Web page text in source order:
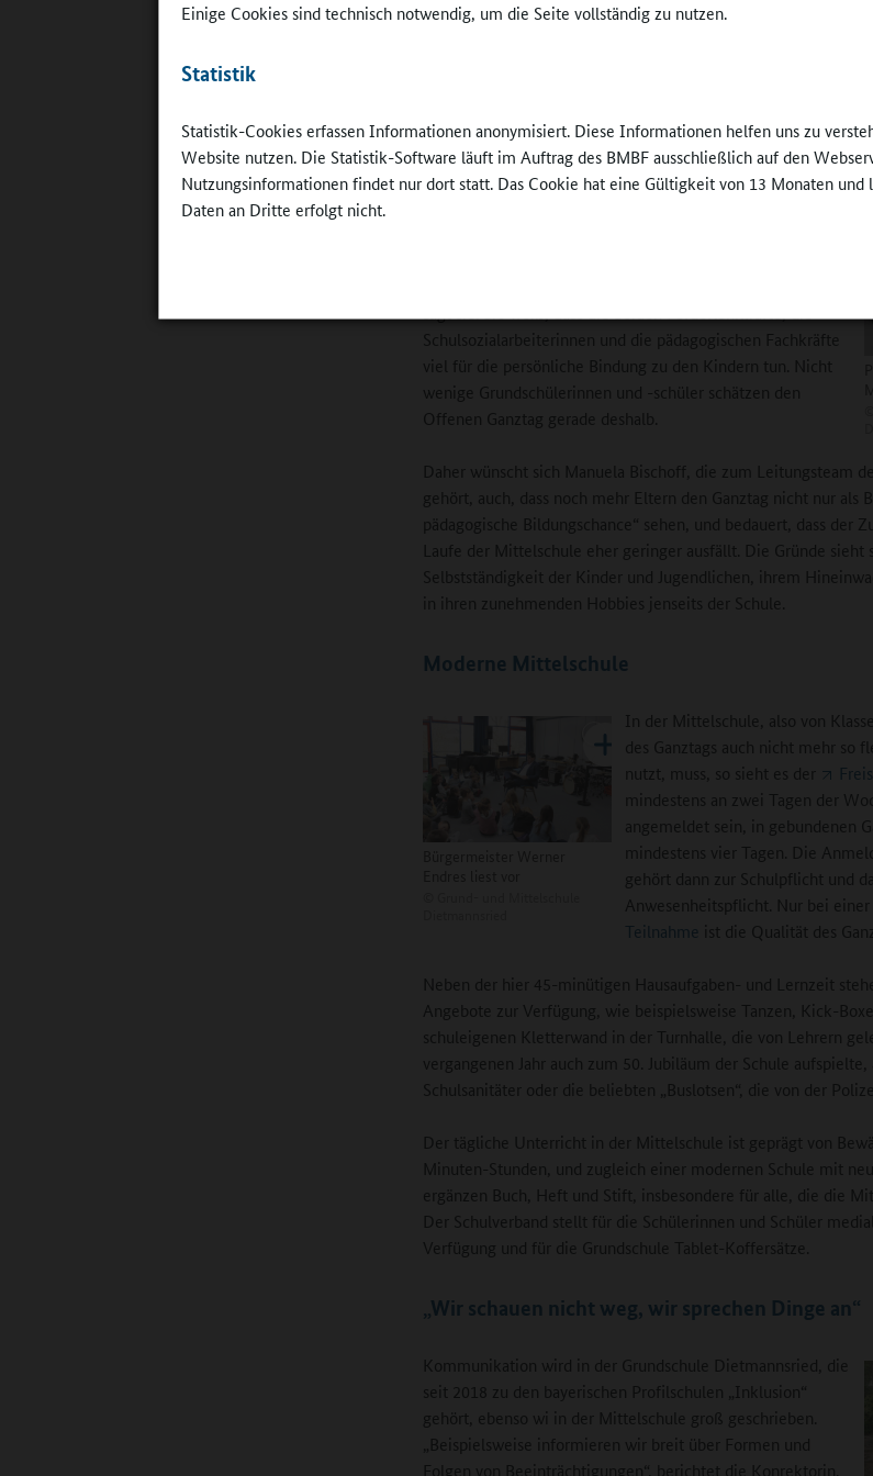
Einige Cookies sind technisch notwendig, um die Seite vollständig zu nutzen.
Statistik
Statistik-Cookies erfassen Informationen anonymisiert. Diese Informationen helfen uns zu
Website nutzen. Die Statistik-Software läuft im Auftrag des BMBF ausschließlich auf den
Nutzungsinformationen findet nur dort statt. Das Cookie hat eine Gültigkeit von 13 Monaten
Daten an Dritte erfolgt nicht.
Ganztag als „pädagogische Bildungschance“
aus Naturmaterialien – oder die „Ausflüge“ vom kletteraffinen
Es gibt aber ebenso die Möglichkeit des freien Spiels oder
der Schulsozialarbeiterin gemeinsam mit der
Schulsozialarbeiterinnen und die pädagogischen Fachkräfte
viel für die persönliche Bindung zu den Kindern tun. Nicht
wenige Grundschülerinnen und -schüler schätzen den
Offenen Ganztag gerade deshalb.
Daher wünscht sich Manuela Bischoff, die zum Leitungsteam
gehört, auch, dass noch mehr Eltern den Ganztag nicht nur als
pädagogische Bildungschance“ sehen, und bedauert, dass der
Laufe der Mittelschule eher geringer ausfällt. Die Gründe
Selbstständigkeit der Kinder und Jugendlichen, ihrem
in ihren zunehmenden Hobbies jenseits der Schule.
Moderne Mittelschule
In der Mittelschule, also von
des Ganztags auch nicht mehr so
nutzt, muss, so sieht es der
mindestens an zwei Tagen der
angemeldet sein, in gebundenen
mindestens vier Tagen. Die
gehört dann zur Schulpflicht und
Anwesenheitspflicht. Nur bei einer
Teilnahme
ist die Qualität des
Neben der hier 45-minütigen Hausaufgaben- und Lernzeit
Angebote zur Verfügung, wie beispielsweise Tanzen, Kick-
schuleigenen Kletterwand in der Turnhalle, die von Lehrern
vergangenen Jahr auch zum 50. Jubiläum der Schule
Schulsanitäter oder die beliebten „Buslotsen“, die von der
Der tägliche Unterricht in der Mittelschule ist geprägt von
Minuten-Stunden, und zugleich einer modernen Schule mit
ergänzen Buch, Heft und Stift, insbesondere für alle, die die
Der Schulverband stellt für die Schülerinnen und Schüler
Verfügung und für die Grundschule Tablet-Koffersätze.
„Wir schauen nicht weg, wir sprechen Dinge an“
Kommunikation wird in der Grundschule Dietmannsried, die
seit 2018 zu den bayerischen Profilschulen „Inklusion“
gehört, ebenso wi in der Mittelschule groß geschrieben.
„Beispielsweise informieren wir breit über Formen und
Folgen von Beeinträchtigungen“, berichtet die Konrektorin.